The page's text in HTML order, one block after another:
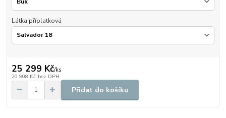
Látka příplatková
25 299 Kč/ks
20 908 Kč bez DPH
Přidat do košíku